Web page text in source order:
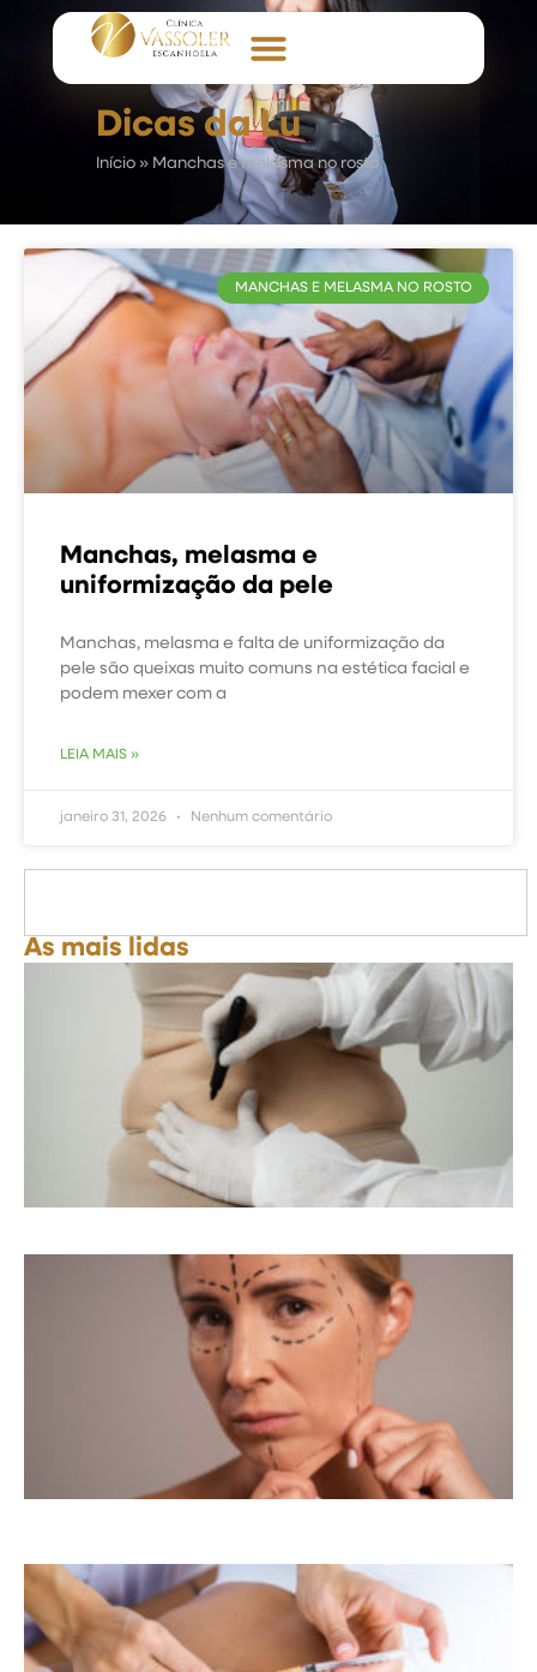
Dicas da Lu
Início » Manchas e melasma no rosto
MANCHAS E MELASMA NO ROSTO
Manchas, melasma e
uniformização da pele
Manchas, melasma e falta de uniformização da
pele são queixas muito comuns na estética facial e
podem mexer com a
LEIA MAIS »
janeiro 31, 2026 Nenhum comentário
As mais lidas